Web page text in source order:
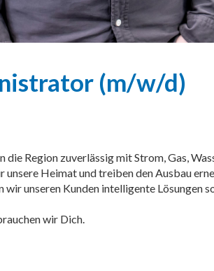
(m/w/d)
die Region zuverlässig mit Strom, Gas,
Heimat und treiben den Ausbau
unseren Kunden intelligente Lösungen
wir Dich.